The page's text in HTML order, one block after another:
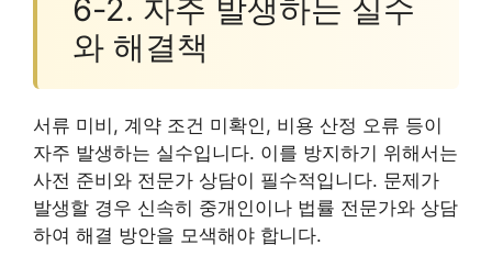
6-2. 자주 발생하는 실수
와 해결책
서류 미비, 계약 조건 미확인, 비용 산정 오류 등이
자주 발생하는 실수입니다. 이를 방지하기 위해서는
사전 준비와 전문가 상담이 필수적입니다. 문제가
발생할 경우 신속히 중개인이나 법률 전문가와 상담
하여 해결 방안을 모색해야 합니다.